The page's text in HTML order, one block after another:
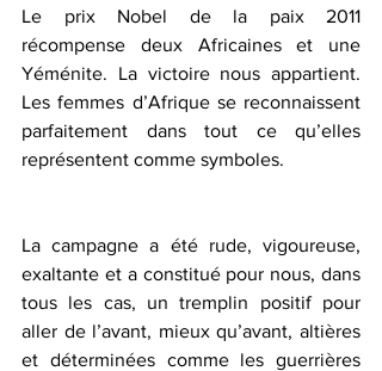
Le prix Nobel de la paix 2011
récompense deux Africaines et une
Yéménite. La victoire nous appartient.
Les femmes d’Afrique se reconnaissent
parfaitement dans tout ce qu’elles
représentent comme symboles.
La campagne a été rude, vigoureuse,
exaltante et a constitué pour nous, dans
tous les cas, un tremplin positif pour
aller de l’avant, mieux qu’avant, altières
et déterminées comme les guerrières